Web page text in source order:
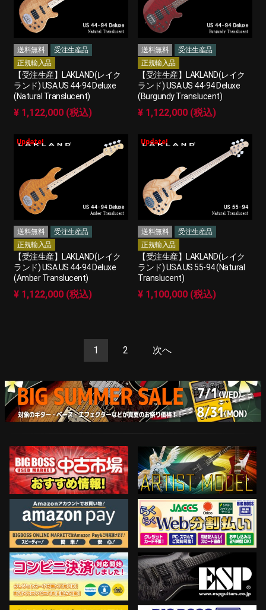
送料無料
受注生産品
正規輸入品
【受注生産】LAKLAND(レイク
ランド) USA US 44-94 Deluxe
(Natural Translucent)
¥ 1,122,000 (税込)
送料無料
受注生産品
正規輸入品
【受注生産】LAKLAND(レイク
ランド) USA US 44-94 Deluxe
(Burgundy Translucent)
¥ 1,122,000 (税込)
Update!
送料無料
受注生産品
正規輸入品
【受注生産】LAKLAND(レイク
ランド) USA US 44-94 Deluxe
(Amber Translucent)
¥ 1,122,000 (税込)
Update!
送料無料
受注生産品
正規輸入品
【受注生産】LAKLAND(レイク
ランド) USA US 55-94 (Natural
Translucent)
¥ 1,100,000 (税込)
1 2 次へ